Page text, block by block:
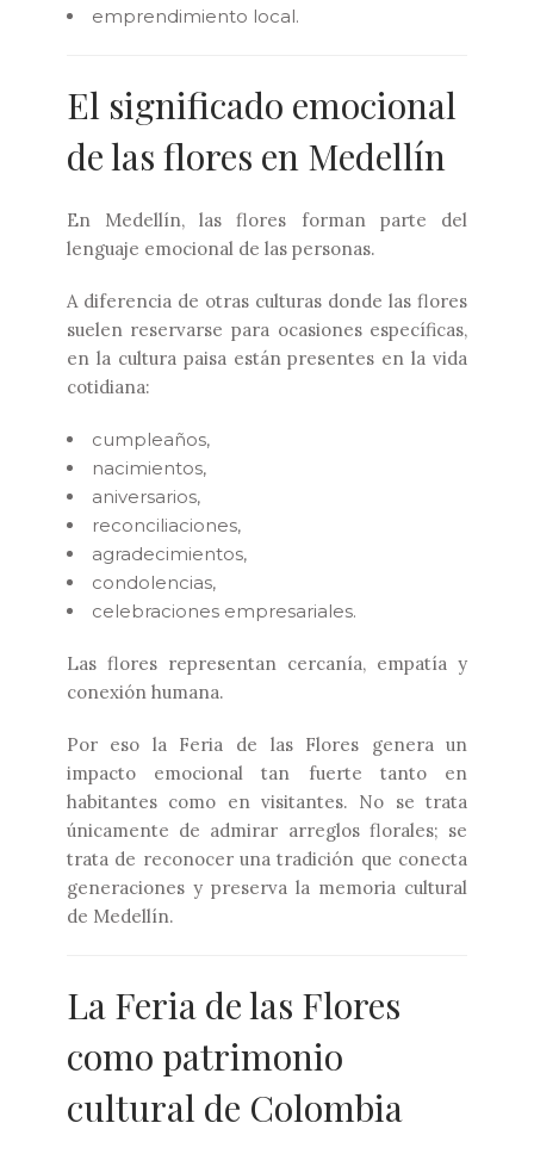
emprendimiento local.
El significado emocional
de las flores en Medellín
En Medellín, las flores forman parte del
lenguaje emocional de las personas.
A diferencia de otras culturas donde las flores
suelen reservarse para ocasiones específicas,
en la cultura paisa están presentes en la vida
cotidiana:
cumpleaños,
nacimientos,
aniversarios,
reconciliaciones,
agradecimientos,
condolencias,
celebraciones empresariales.
Las flores representan cercanía, empatía y
conexión humana.
Por eso la Feria de las Flores genera un
impacto emocional tan fuerte tanto en
habitantes como en visitantes. No se trata
únicamente de admirar arreglos florales; se
trata de reconocer una tradición que conecta
generaciones y preserva la memoria cultural
de Medellín.
La Feria de las Flores
como patrimonio
cultural de Colombia